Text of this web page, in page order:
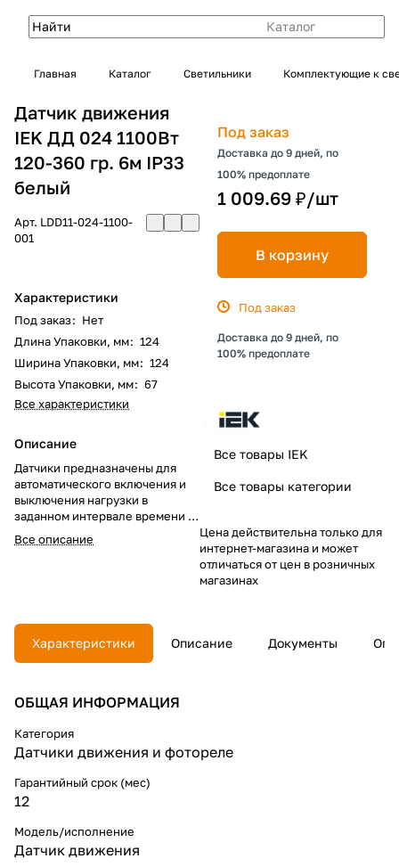
Каталог
Главная Каталог Светильники Комплектующие к
Датчик движения
IEK ДД 024 1100Вт
120-360 гр. 6м IP33
белый
Арт. LDD11-024-1100-
001
Характеристики
Под заказ: Нет
Длина Упаковки, мм: 124
Ширина Упаковки, мм: 124
Высота Упаковки, мм: 67
Все характеристики
Описание
Датчики предназначены для
автоматического включения и
выключения нагрузки в
заданном интервале времени в
зависимости от наличия
движущихся объектов в зоне
51324.2.1-99.
Все описание
Под заказ
Доставка до 9 дней, по
100% предоплате
1 009.69 ₽/шт
В корзину
Под заказ
Доставка до 9 дней, по
100% предоплате
Все товары IEK
Все товары категории
Цена действительна только для
интернет-магазина и может
отличаться от цен в розничных
магазинах
Характеристики Описание Документы
ОБЩАЯ ИНФОРМАЦИЯ
Категория
Датчики движения и фотореле
Гарантийный срок (мес)
12
Модель/исполнение
Датчик движения